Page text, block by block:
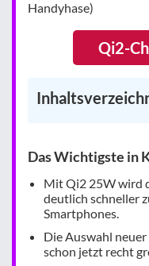
Handyhase)
Qi2-
Das Wichtigste in
Mit Qi2 25W wird
deutlich schneller
Smartphones.
Die Auswahl
schon jetzt recht